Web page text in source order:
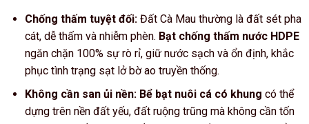
Chống thấm tuyệt đối:Đất Cà Mau thường là đất sét pha
cát, dễ thấm và nhiễm phèn. Bạt chống thấm nước HDPE
ngăn chặn 100%sự rò rỉ, giữ nước sạch và ổn định, khắc
phục tình trạng sạt lở bờ ao truyền thống.
Không cần san ủi nền: Bể bạt nuôi cá có khung có thể
dựng trên nền đất yếu, đất ruộng trũng mà không cần tốn